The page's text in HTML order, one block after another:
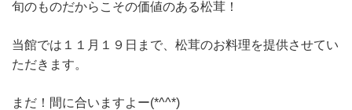
旬のものだからこその価値のある松茸！
当館では１１月１９日まで、松茸のお料理を提供させてい
ただきます。
まだ！間に合いますよー(*^^*)